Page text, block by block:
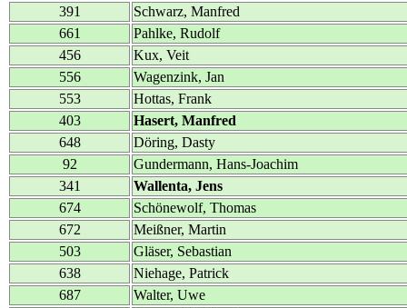
391
Schwarz, Manfred
661
Pahlke, Rudolf
456
Kux, Veit
556
Wagenzink, Jan
553
Hottas, Frank
403
Hasert, Manfred
648
Döring, Dasty
92
Gundermann, Hans-Joachim
341
Wallenta, Jens
674
Schönewolf, Thomas
672
Meißner, Martin
503
Gläser, Sebastian
638
Niehage, Patrick
687
Walter, Uwe